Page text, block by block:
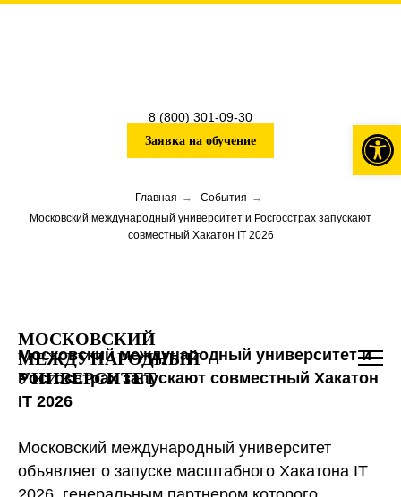
МОСКОВСКИЙ
МЕЖДУНАРОДНЫЙ
УНИВЕРСИТЕТ
8 (800) 301-09-30
Заявка на обучение
Главная → События →
Московский международный университет и Росгосстрах запускают
совместный Хакатон IT 2026
Московский международный университет и
Росгосстрах запускают совместный Хакатон
IT 2026
Московский международный университет
объявляет о запуске масштабного Хакатона IT